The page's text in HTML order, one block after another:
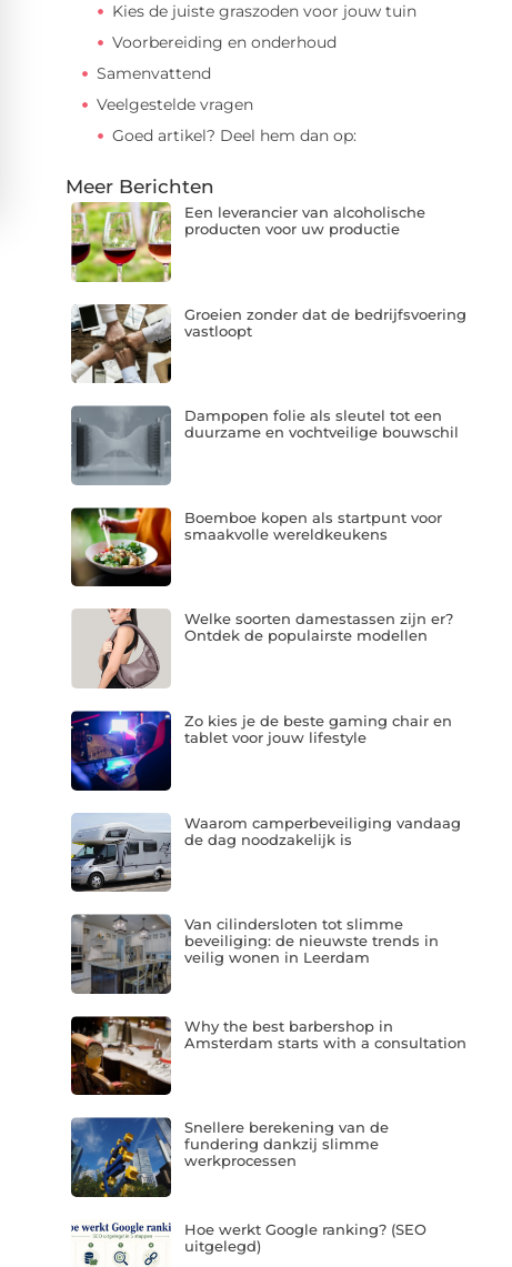
Kies de juiste graszoden voor jouw tuin
Voorbereiding en onderhoud
Samenvattend
Veelgestelde vragen
Goed artikel? Deel hem dan op:
Meer Berichten
Een leverancier van alcoholische
producten voor uw productie
Groeien zonder dat de bedrijfsvoering
vastloopt
Dampopen folie als sleutel tot een
duurzame en vochtveilige bouwschil
Boemboe kopen als startpunt voor
smaakvolle wereldkeukens
Welke soorten damestassen zijn er?
Ontdek de populairste modellen
Zo kies je de beste gaming chair en
tablet voor jouw lifestyle
Waarom camperbeveiliging vandaag
de dag noodzakelijk is
Van cilindersloten tot slimme
beveiliging: de nieuwste trends in
veilig wonen in Leerdam
Why the best barbershop in
Amsterdam starts with a consultation
Snellere berekening van de
fundering dankzij slimme
werkprocessen
Hoe werkt Google ranking? (SEO
uitgelegd)